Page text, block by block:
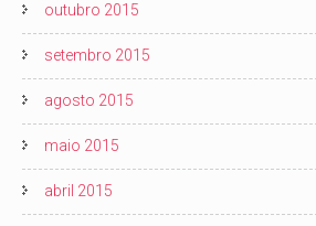
outubro 2015
setembro 2015
agosto 2015
maio 2015
abril 2015